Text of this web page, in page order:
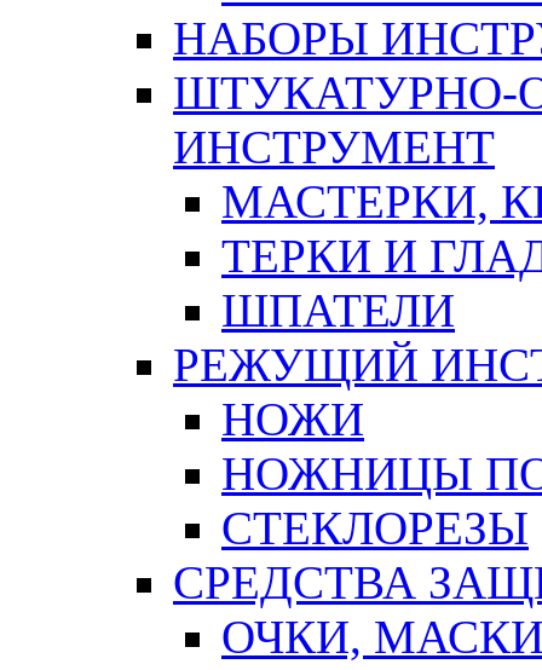
НАБОРЫ
ШТУКАТУРНО-
ИНСТРУМЕНТ
МАСТЕРКИ,
ТЕРКИ И
ШПАТЕЛИ
РЕЖУЩИЙ
НОЖИ
НОЖНИЦЫ
СТЕКЛОРЕЗЫ
СРЕДСТВА
ОЧКИ,